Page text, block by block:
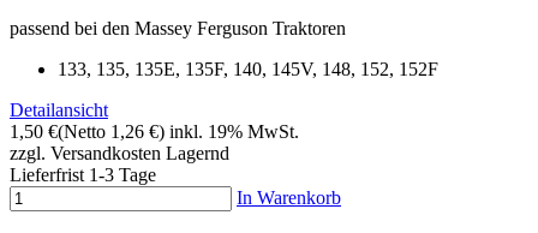
passend bei den Massey Ferguson Traktoren
133, 135, 135E, 135F, 140, 145V, 148, 152, 152F
Detailansicht
1,50 €(Netto 1,26 €) inkl. 19% MwSt.
zzgl. Versandkosten Lagernd
Lieferfrist 1-3 Tage
In Warenkorb